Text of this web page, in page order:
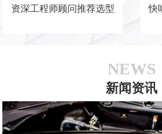
资深工程师顾问推荐选型 快
NEWS
新闻资讯